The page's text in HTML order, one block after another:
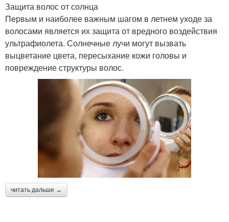
Защита волос от солнца
Первым и наиболее важным шагом в летнем уходе за
волосами является их защита от вредного воздействия
ультрафиолета. Солнечные лучи могут вызвать
выцветание цвета, пересыхание кожи головы и
повреждение структуры волос.
читать дальше →